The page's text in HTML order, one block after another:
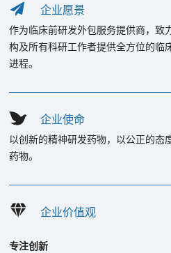
企业愿景
作为临床前研发外包服务提供商，致
构及所有科研工作者提供全方位的临
进程。
企业使命
以创新的精神研发药物，以公正的态
药物。
企业价值观
专注创新